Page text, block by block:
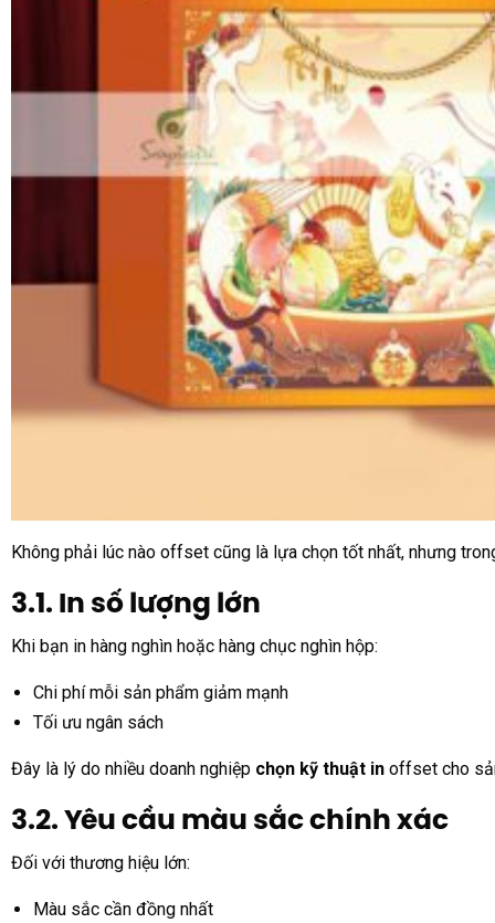
Không phải lúc nào offset cũng là lựa chọn tốt nhất, nhưng
3.1. In số lượng lớn
Khi bạn in hàng nghìn hoặc hàng chục nghìn hộp:
Chi phí mỗi sản phẩm giảm mạnh
Tối ưu ngân sách
Đây là lý do nhiều doanh nghiệp chọn kỹ thuật in offset cho
3.2. Yêu cầu màu sắc chính xác
Đối với thương hiệu lớn:
Màu sắc cần đồng nhất